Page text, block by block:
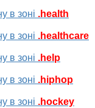
в зоні .health
в зоні .healthcare
в зоні .help
в зоні .hiphop
в зоні .hockey